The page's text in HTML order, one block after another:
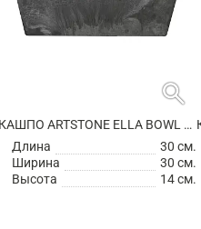
search
КАШПО ARTSTONE ELLA BOWL BLACK
Длина
30 см.
Ширина
30 см.
Высота
14 см.